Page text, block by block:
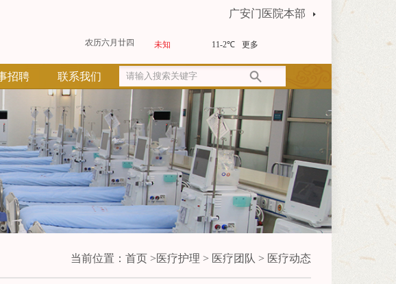
广安门医院本部
农历六月廿四
招聘 联系我们
当前位置： 首页>医疗护理 > 医疗团队 > 医疗动态